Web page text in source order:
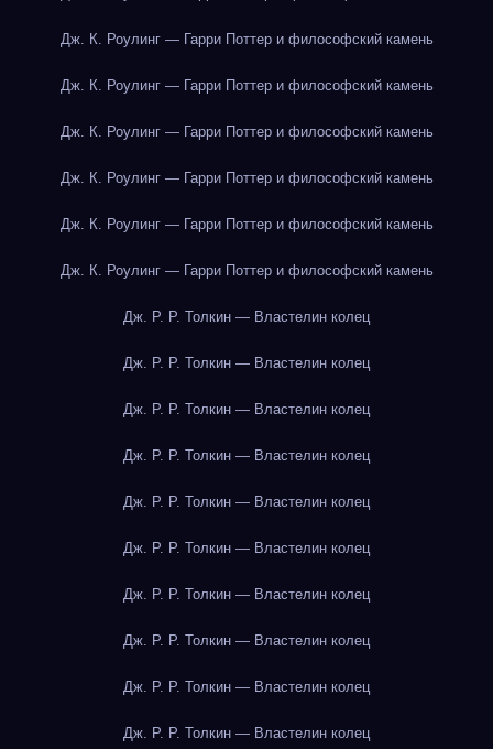
Дж. К. Роулинг — Гарри Поттер и философский камень
Дж. К. Роулинг — Гарри Поттер и философский камень
Дж. К. Роулинг — Гарри Поттер и философский камень
Дж. К. Роулинг — Гарри Поттер и философский камень
Дж. К. Роулинг — Гарри Поттер и философский камень
Дж. К. Роулинг — Гарри Поттер и философский камень
Дж. Р. Р. Толкин — Властелин колец
Дж. Р. Р. Толкин — Властелин колец
Дж. Р. Р. Толкин — Властелин колец
Дж. Р. Р. Толкин — Властелин колец
Дж. Р. Р. Толкин — Властелин колец
Дж. Р. Р. Толкин — Властелин колец
Дж. Р. Р. Толкин — Властелин колец
Дж. Р. Р. Толкин — Властелин колец
Дж. Р. Р. Толкин — Властелин колец
Дж. Р. Р. Толкин — Властелин колец